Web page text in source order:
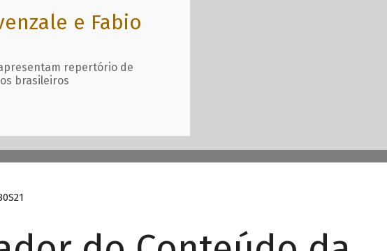
e Fabio
repertório de
brasileiros